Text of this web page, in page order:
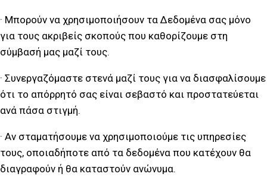
· Μπορούν να χρησιμοποιήσουν τα Δεδομένα σας μόνο
για τους ακριβείς σκοπούς που καθορίζουμε στη
σύμβασή μας μαζί τους.
· Συνεργαζόμαστε στενά μαζί τους για να διασφαλίσουμε
ότι το απόρρητό σας είναι σεβαστό και προστατεύεται
ανά πάσα στιγμή.
· Αν σταματήσουμε να χρησιμοποιούμε τις υπηρεσίες
τους, οποιαδήποτε από τα δεδομένα που κατέχουν θα
διαγραφούν ή θα καταστούν ανώνυμα.